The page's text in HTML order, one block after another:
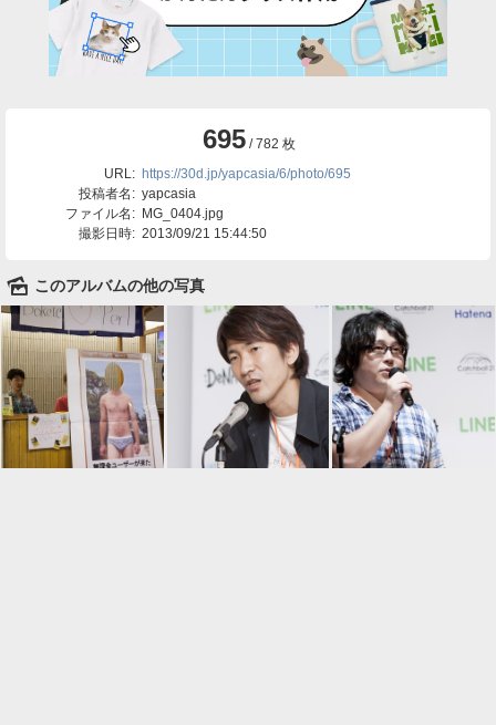
695/ 782 枚
URL: https://30d.jp/yapcasia/6/photo/695
投稿者名: yapcasia
ファイル名: MG_0404.jpg
撮影日時: 2013/09/21 15:44:50
🌄 このアルバムの他の写真